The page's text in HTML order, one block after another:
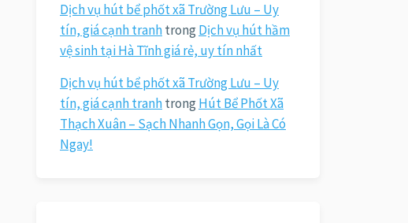
Dịch vụ hút bể phốt xã Trường Lưu – Uy
tín, giá cạnh tranhtrong Dịch vụ hút hầm
vệ sinh tại Hà Tĩnh giá rẻ, uy tín nhất
Dịch vụ hút bể phốt xã Trường Lưu – Uy
tín, giá cạnh tranhtrong Hút Bể Phốt Xã
Thạch Xuân – Sạch Nhanh Gọn, Gọi Là Có
Ngay!